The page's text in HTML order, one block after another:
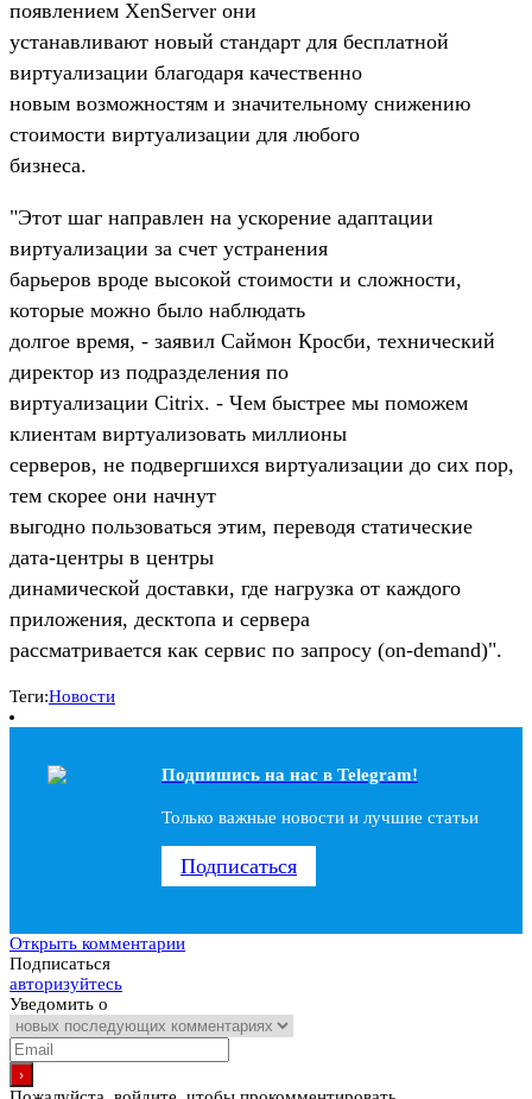
появлением XenServer они
устанавливают новый стандарт для бесплатной
виртуализации благодаря качественно
новым возможностям и значительному снижению
стоимости виртуализации для любого
бизнеса.
"Этот шаг направлен на ускорение адаптации
виртуализации за счет устранения
барьеров вроде высокой стоимости и сложности,
которые можно было наблюдать
долгое время, - заявил Саймон Кросби, технический
директор из подразделения по
виртуализации Citrix. - Чем быстрее мы поможем
клиентам виртуализовать миллионы
серверов, не подвергшихся виртуализации до сих пор,
тем скорее они начнут
выгодно пользоваться этим, переводя статические
дата-центры в центры
динамической доставки, где нагрузка от каждого
приложения, десктопа и сервера
рассматривается как сервис по запросу (on-demand)".
Теги:Новости
Подпишись на наc в Telegram!
Только важные новости и лучшие статьи
Подписаться
Открыть комментарии
Подписаться
авторизуйтесь
Уведомить о